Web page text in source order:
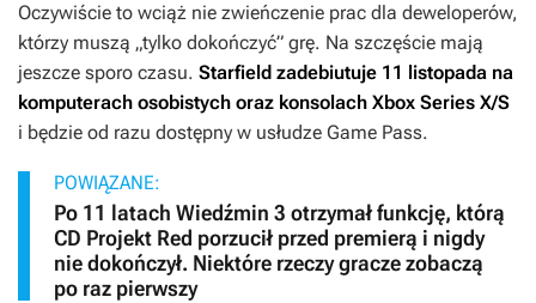
Oczywiście to wciąż nie zwieńczenie prac dla deweloperów,
którzy muszą „tylko dokończyć” grę. Na szczęście mają
jeszcze sporo czasu. Starfield zadebiutuje 11 listopada na
komputerach osobistych oraz konsolach Xbox Series X/S
i będzie od razu dostępny w usłudze Game Pass.
POWIĄZANE:
Po 11 latach Wiedźmin 3 otrzymał funkcję, którą
CD Projekt Red porzucił przed premierą i nigdy
nie dokończył. Niektóre rzeczy gracze zobaczą
po raz pierwszy